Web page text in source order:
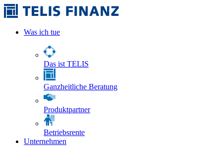
Was ich tue
Das ist TELIS
Ganzheitliche Beratung
Produktpartner
Betriebsrente
Unternehmen